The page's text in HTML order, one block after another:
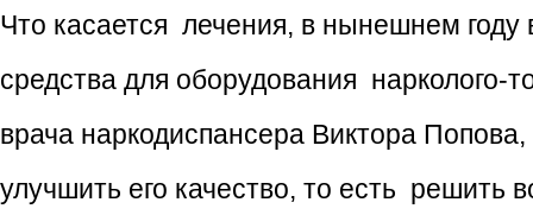
Что касается лечения, в нынешнем
средства для оборудования нарколого-
врача наркодиспансера Виктора
улучшить его качество, то есть решить